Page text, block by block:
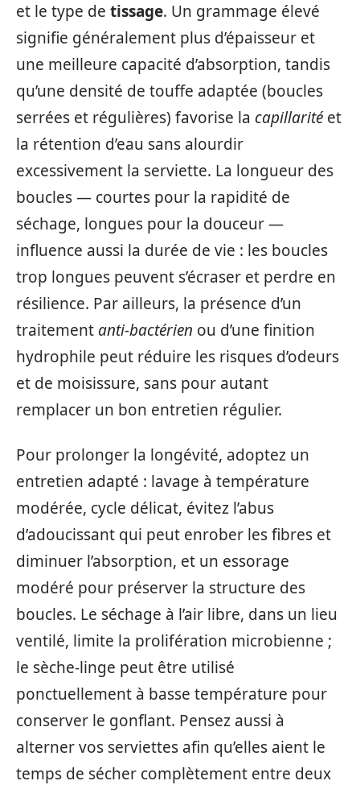
et le type de tissage. Un grammage élevé
signifie généralement plus d’épaisseur et
une meilleure capacité d’absorption, tandis
qu’une densité de touffe adaptée (boucles
serrées et régulières) favorise la capillarité et
la rétention d’eau sans alourdir
excessivement la serviette. La longueur des
boucles — courtes pour la rapidité de
séchage, longues pour la douceur —
influence aussi la durée de vie : les boucles
trop longues peuvent s’écraser et perdre en
résilience. Par ailleurs, la présence d’un
traitement anti-bactérien ou d’une finition
hydrophile peut réduire les risques d’odeurs
et de moisissure, sans pour autant
remplacer un bon entretien régulier.
Pour prolonger la longévité, adoptez un
entretien adapté : lavage à température
modérée, cycle délicat, évitez l’abus
d’adoucissant qui peut enrober les fibres et
diminuer l’absorption, et un essorage
modéré pour préserver la structure des
boucles. Le séchage à l’air libre, dans un lieu
ventilé, limite la prolifération microbienne ;
le sèche-linge peut être utilisé
ponctuellement à basse température pour
conserver le gonflant. Pensez aussi à
alterner vos serviettes afin qu’elles aient le
temps de sécher complètement entre deux